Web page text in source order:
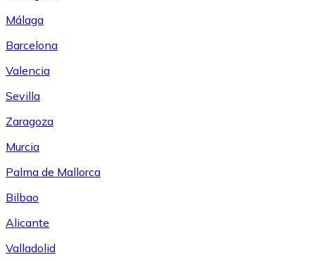
Málaga
Barcelona
Valencia
Sevilla
Zaragoza
Murcia
Palma de Mallorca
Bilbao
Alicante
Valladolid